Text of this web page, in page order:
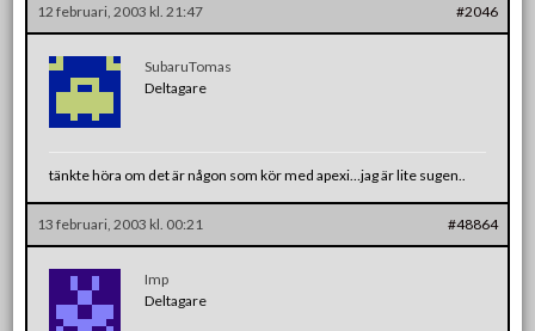
12 februari, 2003 kl. 21:47 #2046
SubaruTomas
Deltagare
tänkte höra om det är någon som kör med apexi…jag är lite sugen..
13 februari, 2003 kl. 00:21 #48864
Imp
Deltagare